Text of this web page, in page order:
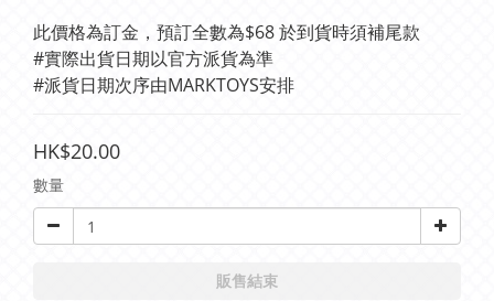
此價格為訂金，預訂全數為$68 於到貨時須補尾款
#實際出貨日期以官方派貨為準
#派貨日期次序由MARKTOYS安排
HK$20.00
數量
販售結束